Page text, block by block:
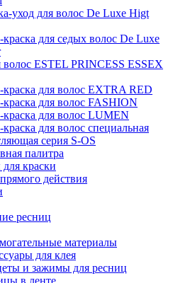
уход для волос De Luxe Higt
для седых волос De Luxe
волос ESTEL PRINCESS ESSEX
для волос EXTRA RED
для волос FASHION
для волос LUMEN
для волос специальная
серия S-OS
палитра
краски
действия
ресниц
материалы
для клея
и зажимы для ресниц
в ленте